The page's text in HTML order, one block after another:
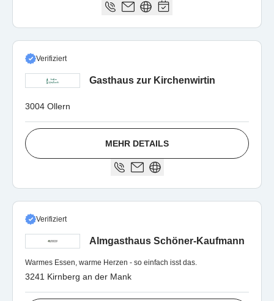
Verifiziert
Gasthaus zur Kirchenwirtin
3004 Ollern
MEHR DETAILS
Verifiziert
Almgasthaus Schöner-Kaufmann
Warmes Essen, warme Herzen - so einfach isst das.
3241 Kirnberg an der Mank